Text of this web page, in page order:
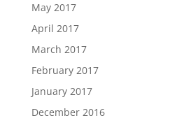
May 2017
April 2017
March 2017
February 2017
January 2017
December 2016